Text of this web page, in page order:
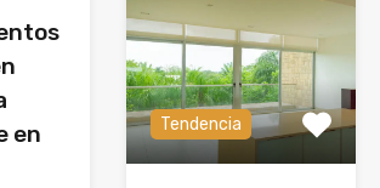
en
Tendencia